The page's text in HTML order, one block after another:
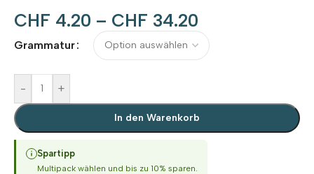
CHF 4.20 – CHF 34.20
Grammatur
- +
In den Warenkorb
Alternative:
Spartipp
Multipack wählen und bis zu 10% sparen.